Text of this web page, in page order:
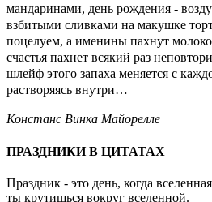
мандаринами, день рождения -
взбитыми сливками на макушке
поцелуем, а именины пахнут
счастья пахнет всякий раз
шлейф этого запаха меняется с
растворяясь внутри…
Констанс Винка Майорелле
ПРАЗДНИКИ В ЦИТАТАХ
Праздник - это день, когда
ты крутишься вокруг вселенной.